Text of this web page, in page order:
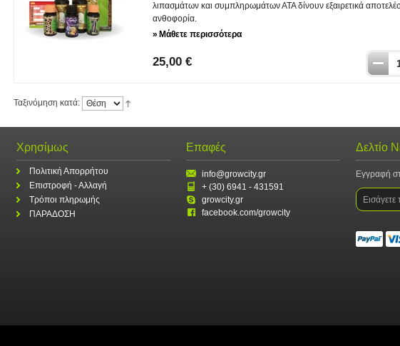
λιπασμάτων και συμπληρωμάτων ΑΤΑ δίνουν εξαιρετικά
ανθοφορία.
» Μάθετε περισσότερα
25,00 €
Ταξινόμηση κατά:
Χρησίμως
Πολιτική Απορρήτου
Επιστροφή - Αλλαγή
Τρόποι πληρωμής
ΠΑΡΑΔΟΣΗ
Επαφές
info@growcity.gr
+ (30) 6941 - 431591
growcity.gr
facebook.com/growcity
Δελτίο
Εγγραφή